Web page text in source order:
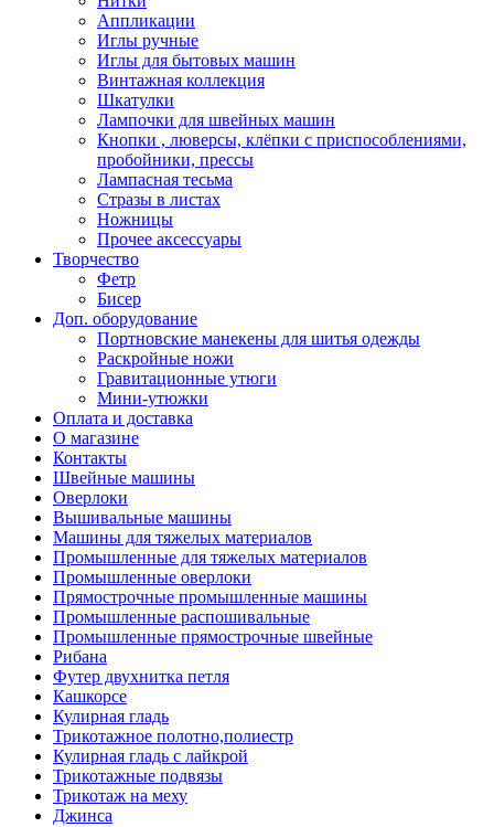
Аппликации
Иглы ручные
Иглы для бытовых машин
Винтажная коллекция
Шкатулки
Лампочки для швейных машин
Кнопки , люверсы, клёпки с приспособлениями,
пробойники, прессы
Лампасная тесьма
Стразы в листах
Ножницы
Прочее аксессуары
Творчество
Фетр
Бисер
Доп. оборудование
Портновские манекены для шитья одежды
Раскройные ножи
Гравитационные утюги
Мини-утюжки
Оплата и доставка
О магазине
Контакты
Швейные машины
Оверлоки
Вышивальные машины
Машины для тяжелых материалов
Промышленные для тяжелых материалов
Промышленные оверлоки
Прямострочные промышленные машины
Промышленные распошивальные
Промышленные прямострочные швейные
Рибана
Футер двухнитка петля
Кашкорсе
Кулирная гладь
Трикотажное полотно,полиестр
Кулирная гладь с лайкрой
Трикотажные подвязы
Трикотаж на меху
Джинса